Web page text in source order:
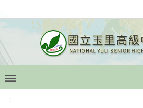
:::